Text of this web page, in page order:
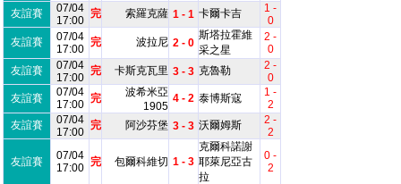
友誼賽
07/04
17:00
完 索羅克薩 1 - 1 卡爾卡吉
1 -
0
友誼賽
07/04
17:00
完 波拉尼 2 - 0
斯塔拉霍維
采之星
2 -
0
友誼賽
07/04
17:00
完 卡斯克瓦里 3 - 3 克魯勒
2 -
0
友誼賽
07/04
17:00 完
波希米亞
1905
4 - 2 泰博斯寇
1 -
2
友誼賽
07/04
17:00
完 阿沙芬堡 3 - 3 沃爾姆斯
2 -
2
友誼賽
07/04
17:00 完 包爾科維切 1 - 3
克爾科諾謝
耶萊尼亞古
拉
0 -
2